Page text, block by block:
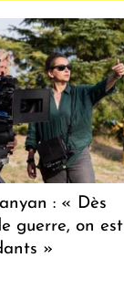
: « Dès
guerre, on est
»